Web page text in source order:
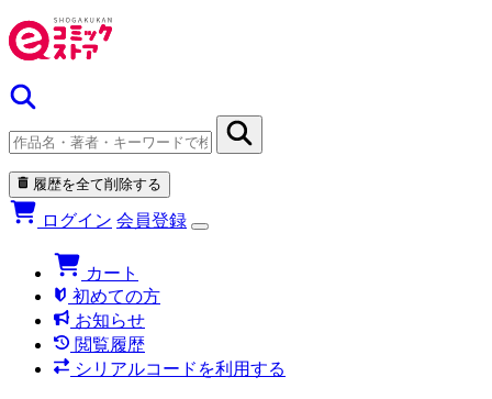
履歴を全て削除する
ログイン 会員登録
カート
初めての方
お知らせ
閲覧履歴
シリアルコードを利用する